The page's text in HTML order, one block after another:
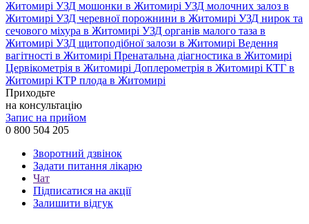
Житомирі УЗД мошонки в Житомирі УЗД молочних залоз в
Житомирі УЗД черевної порожнини в Житомирі УЗД нирок та
сечового міхура в Житомирі УЗД органів малого таза в
Житомирі УЗД щитоподібної залози в Житомирі Ведення
вагітності в Житомирі Пренатальна діагностика в Житомирі
Цервікометрія в Житомирі Доплерометрія в Житомирі КТГ в
Житомирі КТР плода в Житомирі
Приходьте
на консультацію
Запис на прийом
0 800 504 205
Зворотний дзвінок
Задати питання лікарю
Чат
Підписатися на акції
Залишити відгук